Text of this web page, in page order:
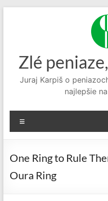
Zlé
Juraj Karpiš o
najlepšie
One Ring to Rule
Oura Ring